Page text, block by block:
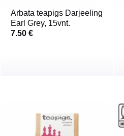
Arbata teapigs Darjeeling
Earl Grey, 15vnt.
7.50 €